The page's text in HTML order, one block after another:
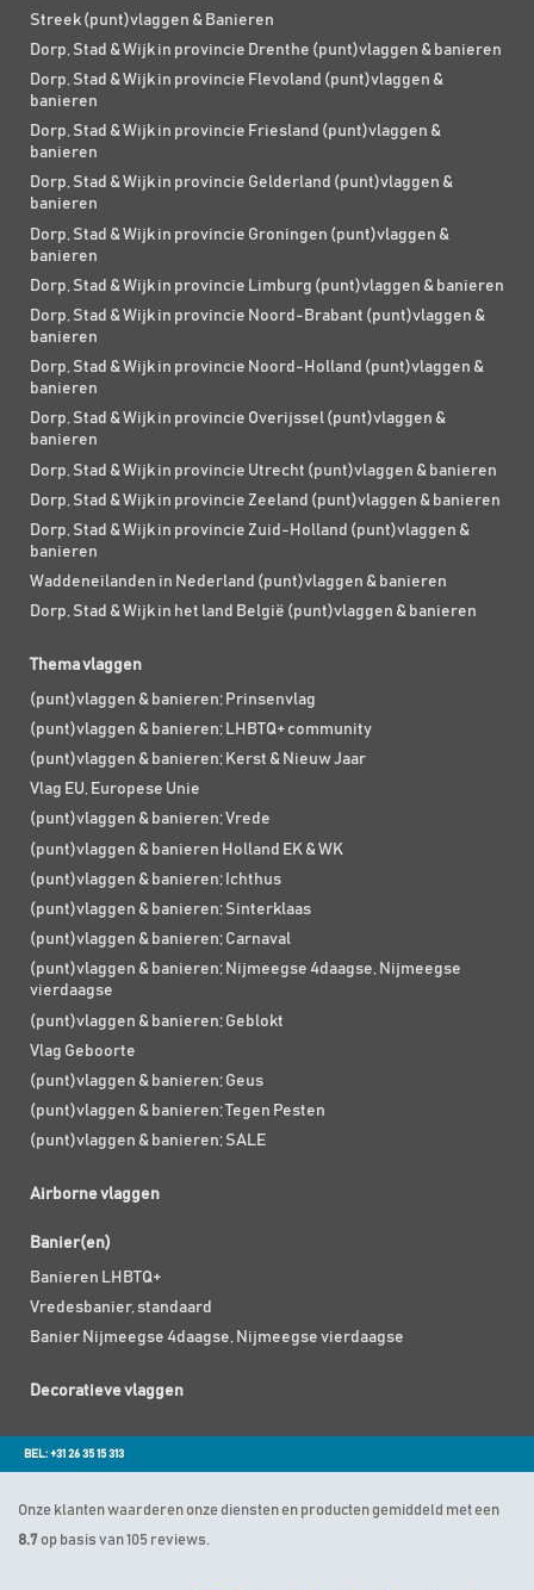
Streek (punt)vlaggen & Banieren
Dorp, Stad & Wijk in provincie Drenthe (punt)vlaggen & banieren
Dorp, Stad & Wijk in provincie Flevoland (punt)vlaggen &
banieren
Dorp, Stad & Wijk in provincie Friesland (punt)vlaggen &
banieren
Dorp, Stad & Wijk in provincie Gelderland (punt)vlaggen &
banieren
Dorp, Stad & Wijk in provincie Groningen (punt)vlaggen &
banieren
Dorp, Stad & Wijk in provincie Limburg (punt)vlaggen & banieren
Dorp, Stad & Wijk in provincie Noord-Brabant (punt)vlaggen &
banieren
Dorp, Stad & Wijk in provincie Noord-Holland (punt)vlaggen &
banieren
Dorp, Stad & Wijk in provincie Overijssel (punt)vlaggen &
banieren
Dorp, Stad & Wijk in provincie Utrecht (punt)vlaggen & banieren
Dorp, Stad & Wijk in provincie Zeeland (punt)vlaggen & banieren
Dorp, Stad & Wijk in provincie Zuid-Holland (punt)vlaggen &
banieren
Waddeneilanden in Nederland (punt)vlaggen & banieren
Dorp, Stad & Wijk in het land België (punt)vlaggen & banieren
Thema vlaggen
(punt)vlaggen & banieren; Prinsenvlag
(punt)vlaggen & banieren; LHBTQ+ community
(punt)vlaggen & banieren; Kerst & Nieuw Jaar
Vlag EU, Europese Unie
(punt)vlaggen & banieren; Vrede
(punt)vlaggen & banieren Holland EK & WK
(punt)vlaggen & banieren; Ichthus
(punt)vlaggen & banieren; Sinterklaas
(punt)vlaggen & banieren; Carnaval
(punt)vlaggen & banieren; Nijmeegse 4daagse, Nijmeegse
vierdaagse
(punt)vlaggen & banieren; Geblokt
Vlag Geboorte
(punt)vlaggen & banieren; Geus
(punt)vlaggen & banieren; Tegen Pesten
(punt)vlaggen & banieren; SALE
Airborne vlaggen
Banier(en)
Banieren LHBTQ+
Vredesbanier, standaard
Banier Nijmeegse 4daagse, Nijmeegse vierdaagse
Decoratieve vlaggen
BEL: +31 26 35 15 313
Onze klanten waarderen onze diensten en producten gemiddeld met een
8.7 op basis van 105 reviews.